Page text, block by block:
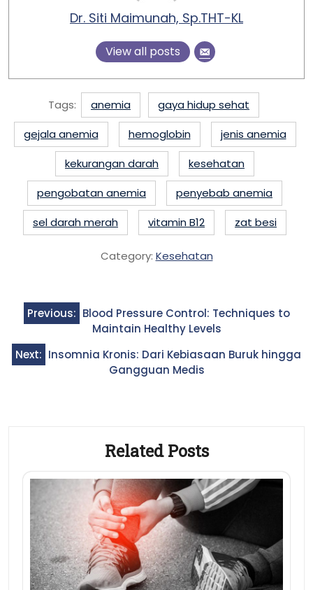
Dr. Siti Maimunah, Sp.THT-KL
View all posts
Tags: anemia
gaya hidup sehat
gejala anemia
hemoglobin
jenis anemia
kekurangan darah
kesehatan
pengobatan anemia
penyebab anemia
sel darah merah
vitamin B12 zat besi
Category: Kesehatan
Post
navigation
Previous: Blood Pressure Control: Techniques to
Maintain Healthy Levels
Next: Insomnia Kronis: Dari Kebiasaan Buruk hingga
Gangguan Medis
Related Posts